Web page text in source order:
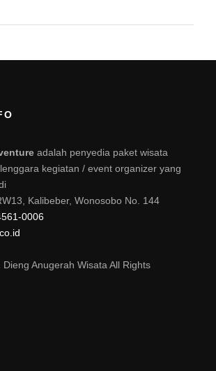
adalah penyedia paket wisata
kegiatan / event organizer yang
Kalibeber, Wonosobo No. 144
0006
Anugerah Wisata All Rights